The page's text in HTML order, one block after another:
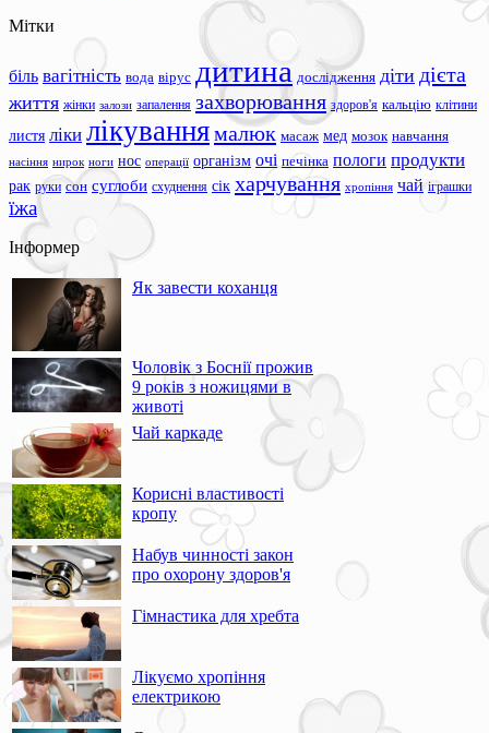
Мітки
біль вагітність вода вірус дитина дослідження діти дієта
життя жінки залози запалення захворювання здоров'я кальцію клітини
листя ліки лікуваннямалюк масаж мед мозок навчання
насіння нирок ноги нос операції організм очі печінка пологи продукти
рак руки сон суглоби схуднення сік харчування хропіння чай іграшки
їжа
Інформер
Як завести коханця
Чоловік з Боснії прожив
9 років з ножицями в
животі
Чай каркаде
Корисні властивості
кропу
Набув чинності закон
про охорону здоров'я
Гімнастика для хребта
Лікуємо хропіння
електрикою